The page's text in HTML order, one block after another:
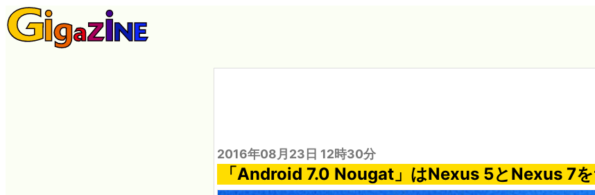
2016年08月23日 12時30分
「Android 7.0 Nougat」はNexus 5とNexus 7